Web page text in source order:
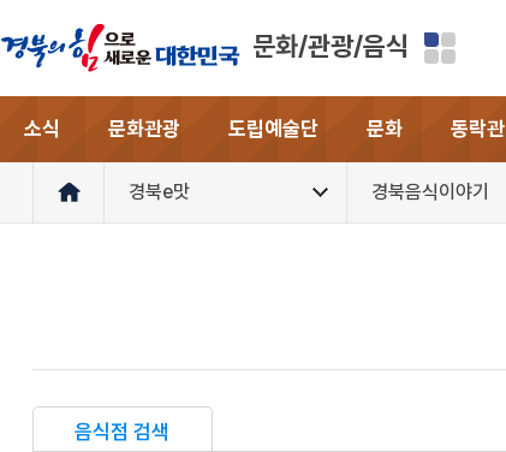
문화/관광/음식
소식 문화관광 도립예술단 문화 동락관
경북e맛 경북음식이야기
음식점 검색